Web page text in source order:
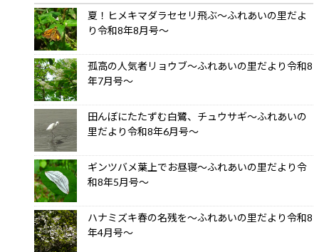
夏！ヒメキマダラセセリ飛ぶ～ふれあいの里だよ
り令和8年8月号～
孤高の人気者リョウブ～ふれあいの里だより令和8
年7月号～
田んぼにたたずむ白鷺、チュウサギ～ふれあいの
里だより令和8年6月号～
ギンツバメ葉上でお昼寝～ふれあいの里だより令
和8年5月号～
ハナミズキ春の名残を～ふれあいの里だより令和8
年4月号～